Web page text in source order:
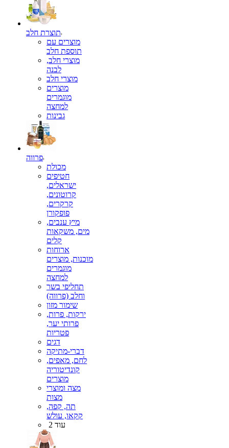
תוצרת חלב
מוצרים עם
תוספת חלב
מוצרי חלב,
לבנה
מוצרי חלב
מוצרים
מוגמרים
למחצה
גבינות
פרווה
מכולת
חטיפים
ישראלים,
קרוטונים,
קרקרים,
פופקורן
מיץ ענבים,
מים, משקאות
קלים
ארוחות
מוכנות, מוצרים
מוגמרים
למחצה
תחליפי בשר
וחלב (פרווה)
שימור מזון
ירקות, פרות,
פרותי יער,
פטריות
דגים
דברי-מתיקה
לחם, מאפים,
קונדיטוריה
מוצרים
מצה ומוצרי
מצות
תה, קפה,
קקאו, עולש
עוד 2